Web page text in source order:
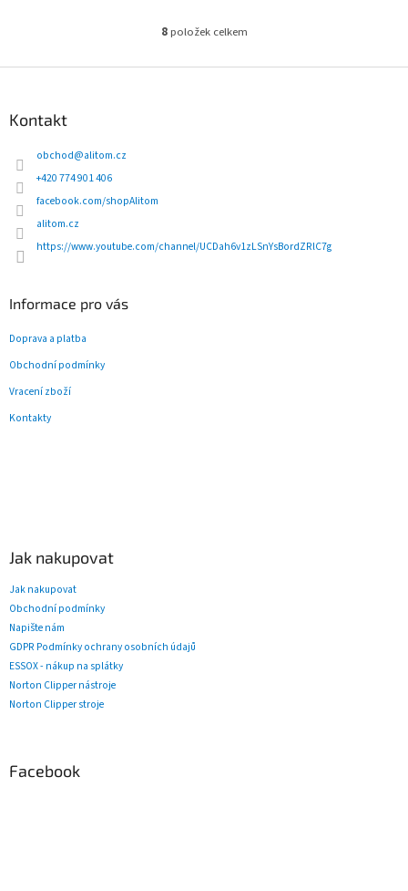
O
l
y
8položek celkem
Kontakt
obchod@alitom.cz
+420 774 901 406
facebook.com/shopAlitom
alitom.cz
https://www.youtube.com/channel/UCDah6v1zLSnYsBordZRlC7g
Informace pro vás
Doprava a platba
Obchodní podmínky
Vracení zboží
Kontakty
Jak nakupovat
Jak nakupovat
Obchodní podmínky
Napište nám
GDPR Podmínky ochrany osobních údajů
ESSOX - nákup na splátky
Norton Clipper nástroje
Norton Clipper stroje
Facebook